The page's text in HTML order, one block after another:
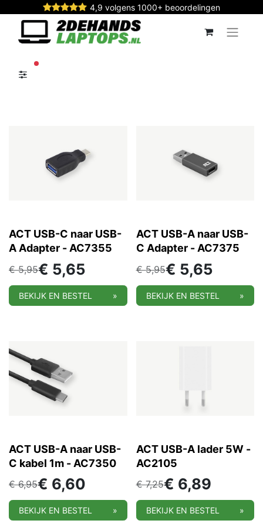
4,9 volgens 1000+ beoordelingen
actieve filters
ACT USB-C naar USB-
A Adapter - AC7355
€5,95€ 5,65
BEKIJK EN BESTEL »
ACT USB-A naar USB-
C Adapter - AC7375
€5,95€ 5,65
BEKIJK EN BESTEL »
ACT USB-A naar USB-
C kabel 1m - AC7350
€6,95€ 6,60
BEKIJK EN BESTEL »
ACT USB-A lader 5W -
AC2105
€7,25€ 6,89
BEKIJK EN BESTEL »